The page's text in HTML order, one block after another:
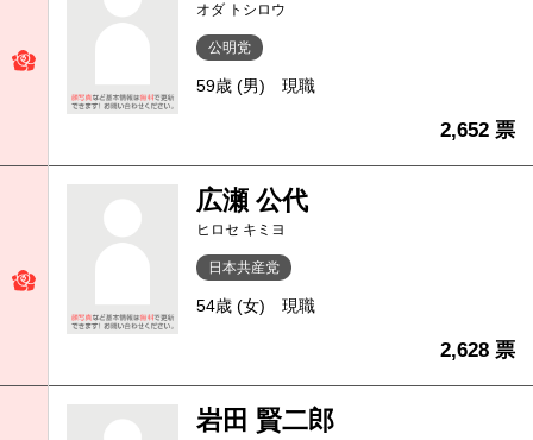
オダ トシロウ
公明党
59歳 (男) 現職
2,652 票
広瀬 公代
ヒロセ キミヨ
日本共産党
54歳 (女) 現職
2,628 票
岩田 賢二郎